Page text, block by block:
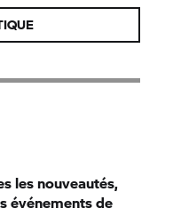
les nouveautés,
événements de